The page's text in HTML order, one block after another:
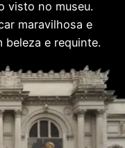
visto no museu.
maravilhosa e
beleza e requinte.